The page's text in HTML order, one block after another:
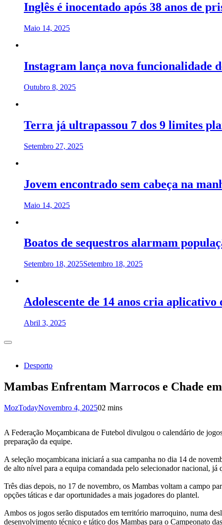
Inglês é inocentado após 38 anos de
Maio 14, 2025
Instagram lança nova funcionalidade
Outubro 8, 2025
Terra já ultrapassou 7 dos 9 limites
Setembro 27, 2025
Jovem encontrado sem cabeça na
Maio 14, 2025
Boatos de sequestros alarmam
Setembro 18, 2025Setembro 18, 2025
Adolescente de 14 anos cria aplicativo
Abril 3, 2025
Desporto
Mambas Enfrentam Marrocos e Chade
MozTodayNovembro 4, 202502 mins
A Federação Moçambicana de Futebol divulgou o calendário de
preparação da equipe.
A seleção moçambicana iniciará a sua campanha no dia 14 de
de alto nível para a equipa comandada pelo selecionador nacional,
Três dias depois, no 17 de novembro, os Mambas voltam a campo
opções táticas e dar oportunidades a mais jogadores do plantel.
Ambos os jogos serão disputados em território marroquino, numa
desenvolvimento técnico e tático dos Mambas para o Campeonato